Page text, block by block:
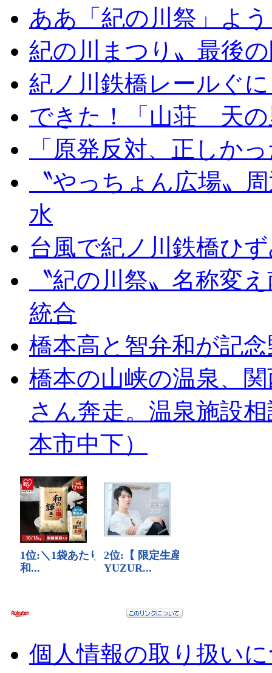
ああ「紀の川祭」よ
紀の川まつり〟最後
紀ノ川鉄橋レールぐ
できた！「山荘 天の
「原発反対、正しか
〝やっちょん広場〟
水
台風で紀ノ川鉄橋ひ
〝紀の川祭〟名称変
統合
橋本高と智弁和が記
橋本の山峡の温泉、
さん奔走。温泉施設
本市中下）
個人情報の取り扱い